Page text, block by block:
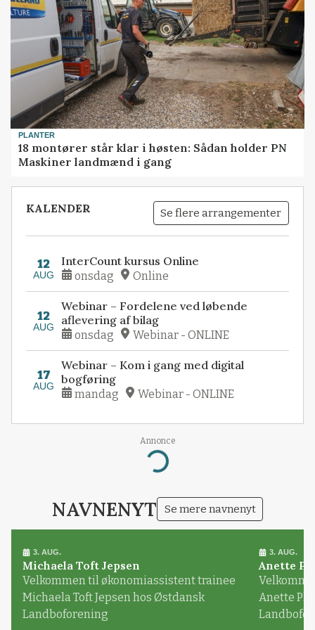
PLANTER
18 montører står klar i høsten: Sådan holder PN
Maskiner landmænd i gang
KALENDER Se flere arrangementer
12
AUG
InterCount kursus Online
onsdag Online
12
AUG
Webinar – Fordelene ved løbende
aflevering af bilag
onsdag Webinar - ONLINE
17
AUG
Webinar – Kom i gang med digital
bogføring
mandag Webinar - ONLINE
Annonce
Loading...
NAVNENYT Se mere navnenyt
3. AUG.
Michaela Toft Jepsen
Velkommen til økonomiassistent trainee
Michaela Toft Jepsen hos Østdansk
Landboforening
3. AUG.
Anette
Anette